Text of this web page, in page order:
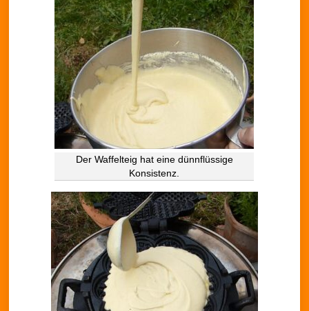
Der Waffelteig hat eine dünnflüssige
Konsistenz.